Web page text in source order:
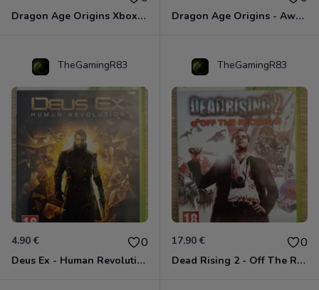
Dragon Age Origins Xbox 360 Dragon Age Origins - Awakening Xbox 360
TheGamingR83
4.90 € 0
Deus Ex - Human Revolution Xbox 360
TheGamingR83
17.90 € 0
Dead Rising 2 - Off The Record Xbox 360